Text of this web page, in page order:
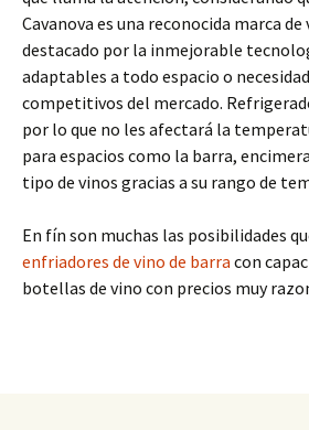
Cavanova es una reconocida marca de
destacado por la inmejorable
adaptables a todo espacio o
competitivos del mercado.
por lo que no les afectará la
para espacios como la barra,
tipo de vinos gracias a su rango de
En fín son muchas las posibilidades
enfriadores de vino de barra con
botellas de vino con precios muy